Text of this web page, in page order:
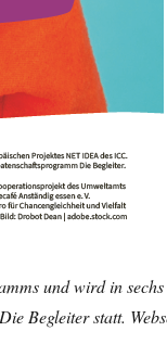
und wird in
Begleiter statt.